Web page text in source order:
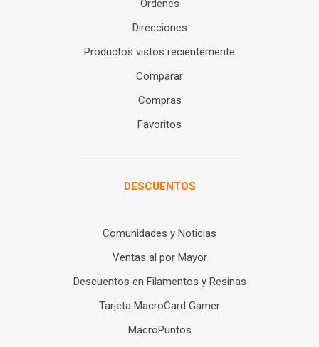
Órdenes
Direcciones
Productos vistos recientemente
Comparar
Compras
Favoritos
DESCUENTOS
Comunidades y Noticias
Ventas al por Mayor
Descuentos en Filamentos y Resinas
Tarjeta MacroCard Gamer
MacroPuntos